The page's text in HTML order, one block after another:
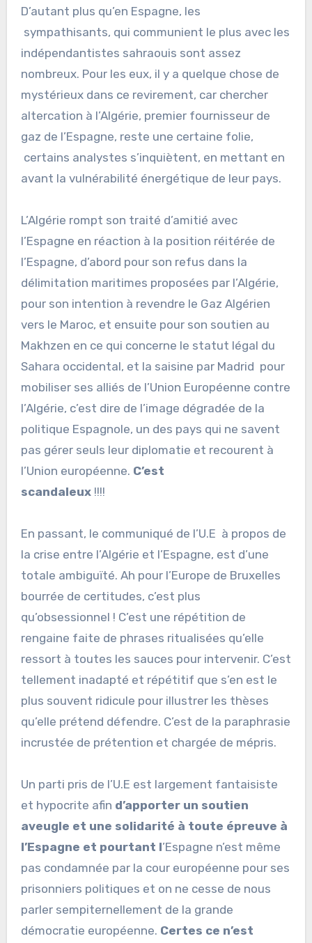
D’autant plus qu’en Espagne, les
sympathisants, qui communient le plus avec les
indépendantistes sahraouis sont assez
nombreux. Pour les eux, il y a quelque chose de
mystérieux dans ce revirement, car chercher
altercation à l’Algérie, premier fournisseur de
gaz de l’Espagne, reste une certaine folie,
certains analystes s’inquiètent, en mettant en
avant la vulnérabilité énergétique de leur pays.
L’Algérie rompt son traité d’amitié avec
l’Espagne en réaction à la position réitérée de
l’Espagne, d’abord pour son refus dans la
délimitation maritimes proposées par l’Algérie,
pour son intention à revendre le Gaz Algérien
vers le Maroc, et ensuite pour son soutien au
Makhzen en ce qui concerne le statut légal du
Sahara occidental, et la saisine par Madrid pour
mobiliser ses alliés de l’Union Européenne contre
l’Algérie, c’est dire de l’image dégradée de la
politique Espagnole, un des pays qui ne savent
pas gérer seuls leur diplomatie et recourent à
l’Union européenne. C’est
scandaleux!!!!
En passant, le communiqué de l’U.E à propos de
la crise entre l’Algérie et l’Espagne, est d’une
totale ambiguïté. Ah pour l’Europe de Bruxelles
bourrée de certitudes, c’est plus
qu’obsessionnel ! C’est une répétition de
rengaine faite de phrases ritualisées qu’elle
ressort à toutes les sauces pour intervenir. C’est
tellement inadapté et répétitif que s’en est le
plus souvent ridicule pour illustrer les thèses
qu’elle prétend défendre. C’est de la paraphrasie
incrustée de prétention et chargée de mépris.
Un parti pris de l’U.E est largement fantaisiste
et hypocrite afin d’apporter un soutien
aveugle et une solidarité à toute épreuve à
l’Espagne et pourtant l’Espagne n’est même
pas condamnée par la cour européenne pour ses
prisonniers politiques et on ne cesse de nous
parler sempiternellement de la grande
démocratie européenne. Certes ce n’est